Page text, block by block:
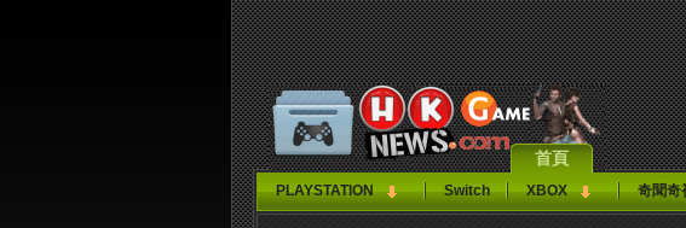
首頁
PLAYSTATION Switch XBOX 奇聞奇